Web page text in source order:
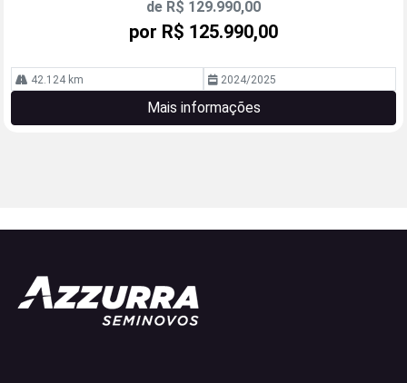
de R$ 129.990,00
por R$ 125.990,00
42.124 km 2024/2025
Mais informações